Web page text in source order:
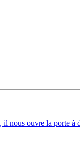
ouvre la porte à